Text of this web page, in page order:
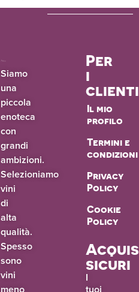
Siamo
una
piccola
enoteca
con
grandi
ambizioni.
Selezioniamo
vini
di
alta
qualità.
Spesso
sono
vini
Per
i
clienti
Il mio
profilo
Termini e
condizioni
Privacy
Policy
Cookie
Policy
sicuri
I